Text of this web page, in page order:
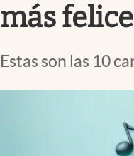
Tv
Espiritualidad
más
Estas son las 10